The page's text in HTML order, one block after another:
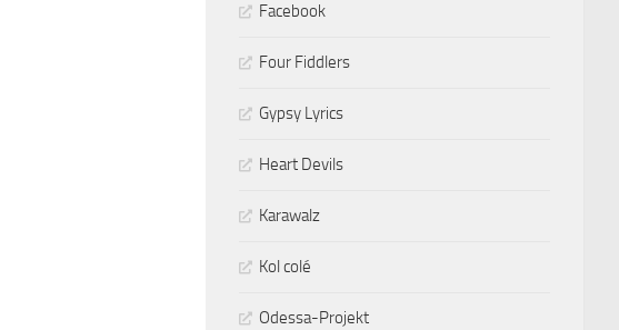
Facebook
Four Fiddlers
Gypsy Lyrics
Heart Devils
Karawalz
Kol colé
Odessa-Projekt